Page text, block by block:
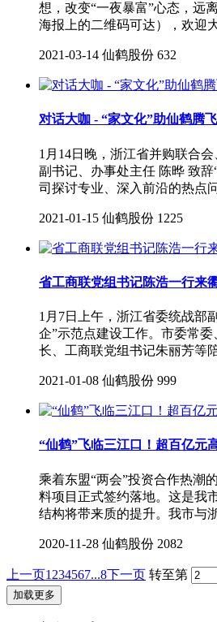
想，改变“一夜暴富”心态，远
海报上的二维码可达），欢迎
2021-03-14 仙鹤股份 632
对话大咖 - “家文化”助仙鹤腾
1月14日晚，浙江省并购联合
副书记、办事处主任 陈晔 致
司探讨专业、深入前沿的热点
2021-01-15 仙鹤股份 1225
省工商联党组书记陈浩一行来
1月7日上午，浙江省委统战部
企”示范点建设工作。市委常
长、工商联党组书记朱丽芳等
2021-01-08 仙鹤股份 999
“仙鹤”飞临三江口！超百亿元
乘着东盟“两会”投资合作热潮
料项目正式签约落地。这是我
结构将带来质的提升。我市与
2020-11-28 仙鹤股份 2082
上一页1 234567...8下一页 转至第
加载更多